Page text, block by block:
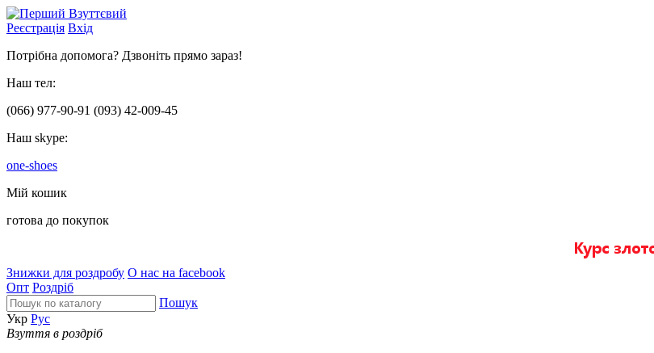
Реєстрація Вхід
Потрібна допомога? Дзвоніть прямо зараз!
Наш тел:
(066) 977-90-91 (093) 42-009-45
Наш skype:
one-shoes
Мій кошик
готова до покупок
Знижки для роздробу О нас на facebook
Опт Роздріб
Пошук
Укр Рус
Взуття в роздріб